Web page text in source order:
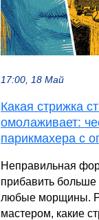
17:00, 18 Май
Какая стрижка
омолаживает:
парикмахера с
Неправильная
прибавить больше
любые морщины.
мастером, какие